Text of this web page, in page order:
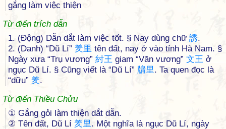
gắng làm việc thiện
Từ điển trích dẫn
1. (Động) Dẫn dắt làm việc tốt. § Nay dùng chữ 誘.
2. (Danh) “Dũ Lí” 羑里 tên đất, nay ở vào tỉnh Hà Nam. §
Ngày xưa “Trụ vương” 紂王 giam “Văn vương” 文王 ở
ngục Dũ Lí. § Cũng viết là “Dũ Lí” 牖里. Ta quen đọc là
“dữu” 羑.
Từ điển Thiều Chửu
① Gắng gỏi làm thiện dắt dẫn.
② Tên đất, Dũ Lí 羑里. Một nghĩa là ngục Dũ Lí, ngày